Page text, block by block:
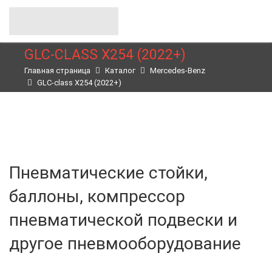
GLC-CLASS X254 (2022+)
Главная страница Каталог
Merсedes-Benz
GLC-class X254 (2022+)
Пневматические стойки,
баллоны, компрессор
пневматической подвески и
другое пневмооборудование